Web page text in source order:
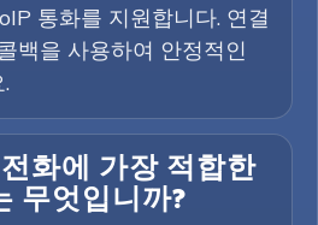
통화를 지원합니다. 연결
백을 사용하여 안정적인
화에 가장 적합한
무엇입니까?